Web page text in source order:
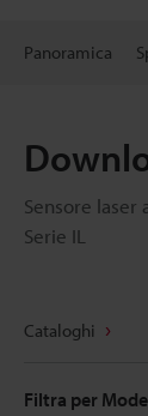
Panoramica
Sensore laser
Serie IL
Cataloghi
Filtra per